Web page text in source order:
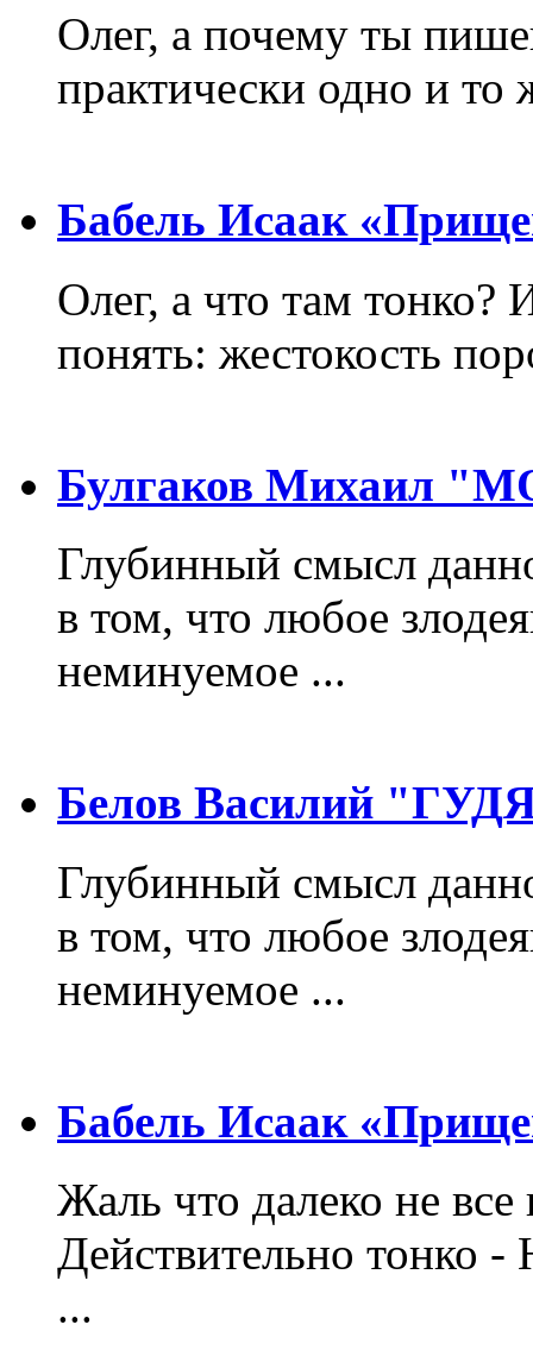
Олег, а почему ты
практически одно и то
Бабель Исаак
Олег, а что там тонко?
понять: жестокость
Булгаков Михаил
Глубинный смысл
в том, что любое
неминуемое ...
Белов Василий
Глубинный смысл
в том, что любое
неминуемое ...
Бабель Исаак
Жаль что далеко не
Действительно тонко
...